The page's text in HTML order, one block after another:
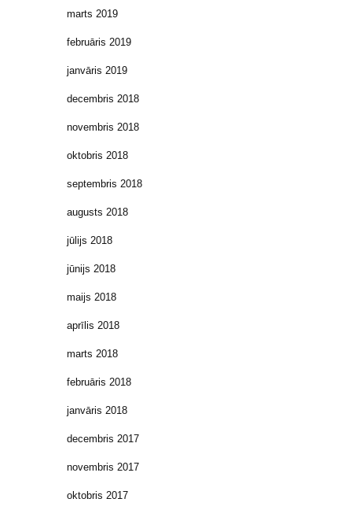
marts 2019
februāris 2019
janvāris 2019
decembris 2018
novembris 2018
oktobris 2018
septembris 2018
augusts 2018
jūlijs 2018
jūnijs 2018
maijs 2018
aprīlis 2018
marts 2018
februāris 2018
janvāris 2018
decembris 2017
novembris 2017
oktobris 2017